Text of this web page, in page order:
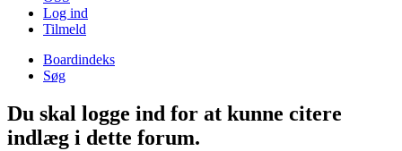
Log ind
Tilmeld
Boardindeks
Søg
Du skal logge ind for at kunne citere
indlæg i dette forum.